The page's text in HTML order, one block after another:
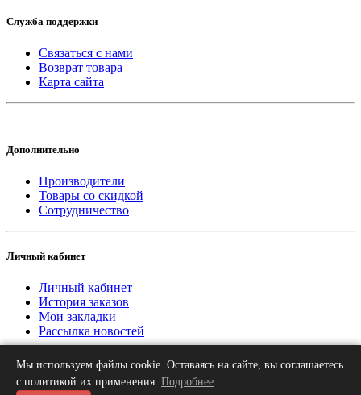
Служба поддержки
Связаться с нами
Возврат товара
Карта сайта
Дополнительно
Производители
Товары со скидкой
Сотрудничество
Личный кабинет
Личный кабинет
История заказов
Мои закладки
Рассылка новостей
2013-2026 © «Рифар Москва»
О нас Оплата Доставка Контакты
Мы используем файлы cookie. Оставаясь на сайте, вы соглашаетесь
с политикой их применения. Подробнее